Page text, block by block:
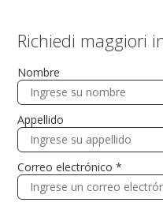
Richiedi maggiori
Nombre
Appellido
Correo electrónico *